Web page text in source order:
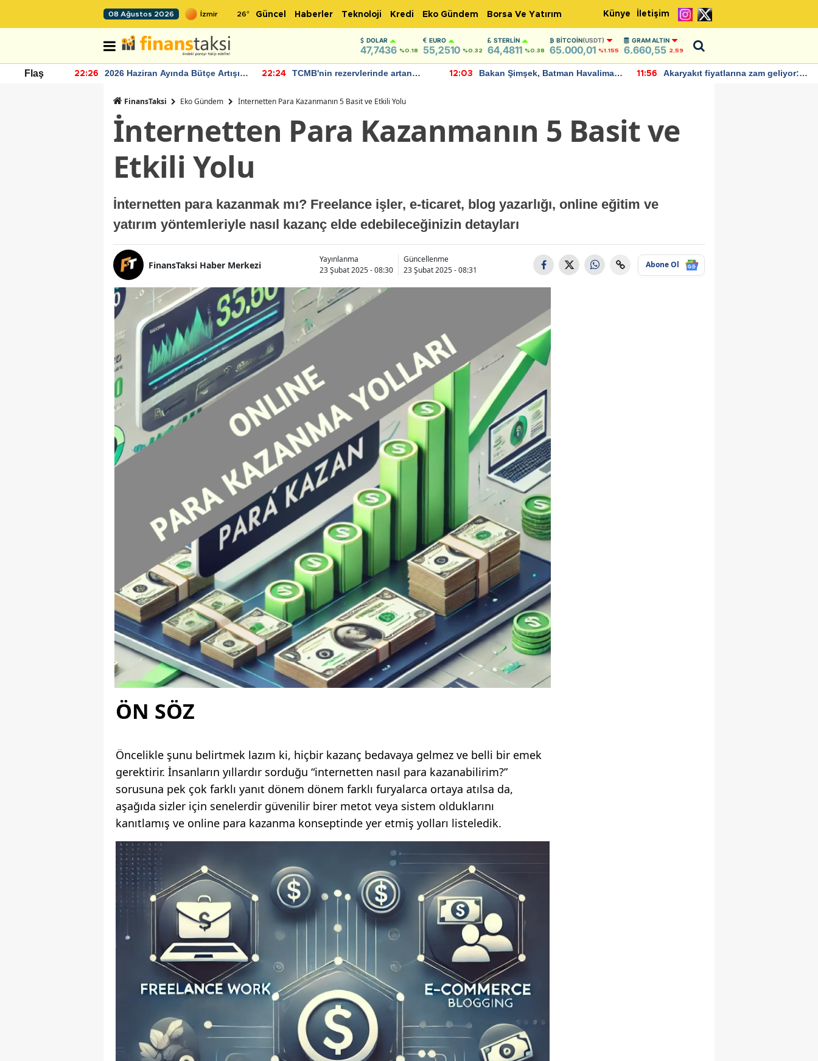
08 Ağustos 2026 26° Güncel Haberler Teknoloji Kredi Eko Gündem Borsa Ve Yatırım Künye İletişim
DOLAR
47,7436 %0.18
EURO
55,2510 %0.32
STERLIN
64,4811 %0.38
BITCOIN(USDT)
65.000,01 %1.155
GRAM ALTIN
6.660,55 2,59
Flaş 22:26
2026 Haziran Ayında Bütçe Artışı
22:24
TCMB'nin rezervlerinde artan
12:03
Bakan Şimşek, Batman Havalimanı
11:56
Akaryakıt fiyatlarına zam geliyor:
FinansTaksi Eko Gündem İnternetten Para Kazanmanın 5 Basit ve Etkili Yolu
İnternetten Para Kazanmanın 5 Basit ve
Etkili Yolu
İnternetten para kazanmak mı? Freelance işler, e-ticaret, blog yazarlığı, online eğitim ve
yatırım yöntemleriyle nasıl kazanç elde edebileceğinizin detayları
FinansTaksi Haber Merkezi
Yayınlanma
23 Şubat 2025 - 08:30
Güncellenme
23 Şubat 2025 - 08:31
Abone Ol
ÖN SÖZ
Öncelikle şunu belirtmek lazım ki, hiçbir kazanç bedavaya gelmez ve belli bir emek
gerektirir. İnsanların yıllardır sorduğu “internetten nasıl para kazanabilirim?”
sorusuna pek çok farklı yanıt dönem dönem farklı furyalarca ortaya atılsa da,
aşağıda sizler için senelerdir güvenilir birer metot veya sistem olduklarını
kanıtlamış ve online para kazanma konseptinde yer etmiş yolları listeledik.